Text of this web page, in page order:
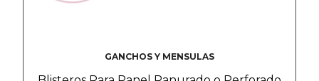
GANCHOS Y MENSULAS